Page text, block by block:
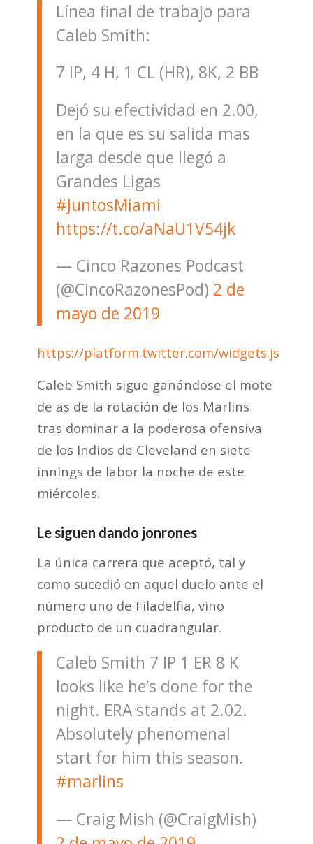
Línea final de trabajo para
Caleb Smith:
7 IP, 4 H, 1 CL (HR), 8K, 2 BB
Dejó su efectividad en 2.00,
en la que es su salida mas
larga desde que llegó a
Grandes Ligas
#JuntosMiami
https://t.co/aNaU1V54jk
— Cinco Razones Podcast
(@CincoRazonesPod) 2 de
mayo de 2019
https://platform.twitter.com/widgets.js
Caleb Smith sigue ganándose el mote
de as de la rotación de los Marlins
tras dominar a la poderosa ofensiva
de los Indios de Cleveland en siete
innings de labor la noche de este
miércoles.
Le siguen dando jonrones
La única carrera que aceptó, tal y
como sucedió en aquel duelo ante el
número uno de Filadelfia, vino
producto de un cuadrangular.
Caleb Smith 7 IP 1 ER 8 K
looks like he’s done for the
night. ERA stands at 2.02.
Absolutely phenomenal
start for him this season.
#marlins
— Craig Mish (@CraigMish)